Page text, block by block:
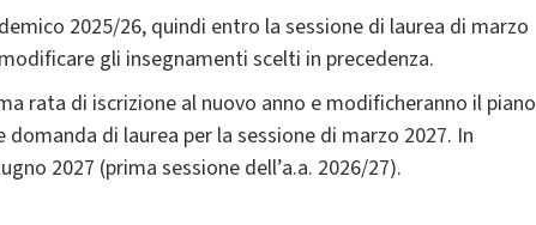
2025/26, quindi entro la sessione di laurea di marzo
gli insegnamenti scelti in precedenza.
rata di iscrizione al nuovo anno e modificheranno il piano
di laurea per la sessione di marzo 2027. In
2027 (prima sessione dell’a.a. 2026/27).